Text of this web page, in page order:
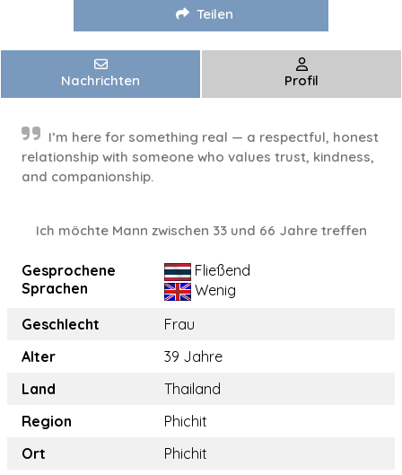
Teilen
Nachrichten Profil
I’m here for something real — a respectful, honest
relationship with someone who values trust, kindness,
and companionship.
Ich möchte Mann zwischen 33 und 66 Jahre treffen
Gesprochene
Sprachen
Fließend
Wenig
Geschlecht
Frau
Alter
39 Jahre
Land
Thailand
Region
Phichit
Ort
Phichit